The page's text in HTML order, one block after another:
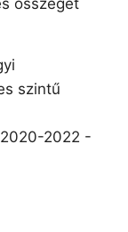
összegét
szintű
2022 -